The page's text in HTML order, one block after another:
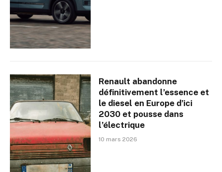
Renault abandonne
définitivement l’essence et
le diesel en Europe d’ici
2030 et pousse dans
l’électrique
10 mars 2026